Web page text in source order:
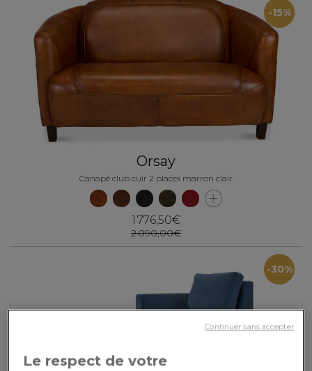
-15%
Orsay
Canapé club cuir 2 places marron clair
1 776,50€
2 090,00€
-30%
Le respect de votre
Continuer sans accepter